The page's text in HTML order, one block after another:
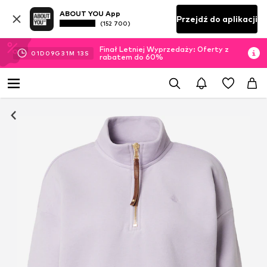
ABOUT YOU App
(152 700) Przejdź do aplikacji
01D 09G 31M 13 S
Finał Letniej Wyprzedaży: Oferty z
rabatem do 60%